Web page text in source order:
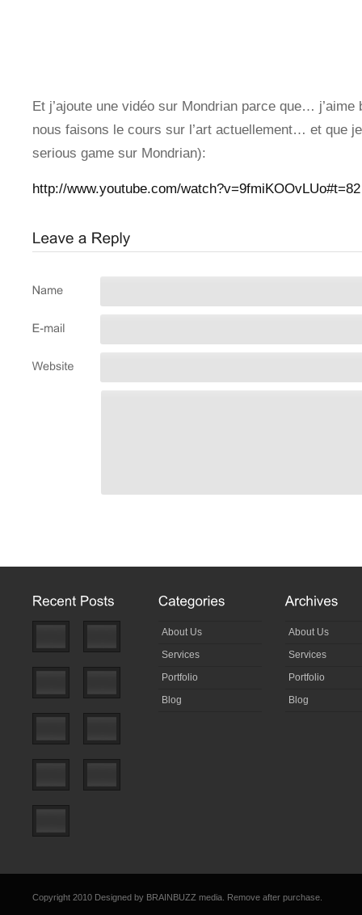
Et j’ajoute une vidéo sur Mondrian parce que… j’aime
nous faisons le cours sur l’art actuellement… et que
serious game sur Mondrian):
http://www.youtube.com/watch?v=9fmiKOOvLUo#t=82
About Us
Services
Portfolio
Blog
About Us
Services
Portfolio
Blog
Copyright 2010 Designed by BRAINBUZZ media . Remove after purchase.